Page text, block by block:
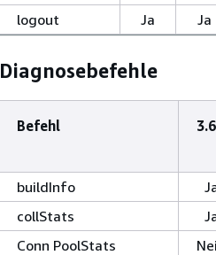
logout
Ja Ja
Diagnosebefehle
Befehl 3.6
buildInfo
collStats
Conn PoolStats